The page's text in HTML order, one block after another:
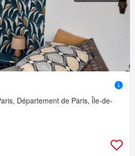
Département de Paris, Île-de-